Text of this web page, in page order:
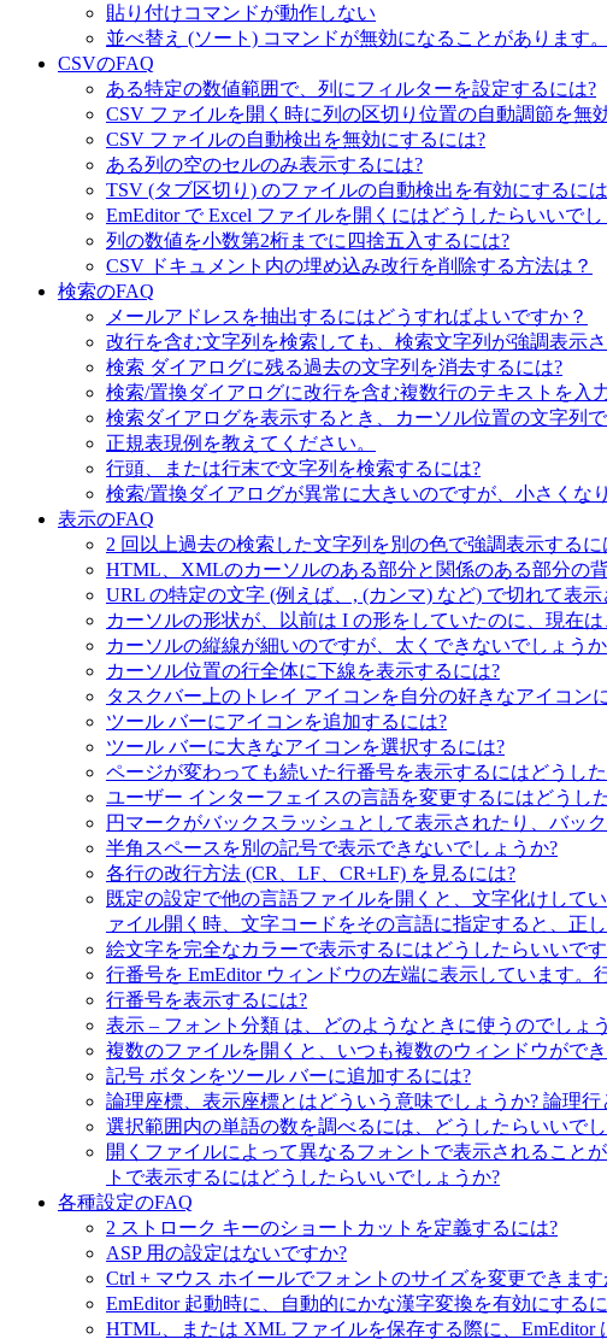
貼り付けコマンドが動作しない
並べ替え (ソート) コマンドが無効になることがあります
CSVのFAQ
ある特定の数値範囲で、列にフィルターを設定するには?
CSV ファイルを開く時に列の区切り位置の自動調節を無
CSV ファイルの自動検出を無効にするには?
ある列の空のセルのみ表示するには?
TSV (タブ区切り) のファイルの自動検出を有効にするに
EmEditor で Excel ファイルを開くにはどうしたらいいで
列の数値を小数第2桁までに四捨五入するには?
CSV ドキュメント内の埋め込み改行を削除する方法は？
検索のFAQ
メールアドレスを抽出するにはどうすればよいですか？
改行を含む文字列を検索しても、検索文字列が強調表示さ
検索 ダイアログに残る過去の文字列を消去するには?
検索/置換ダイアログに改行を含む複数行のテキストを入
検索ダイアログを表示するとき、カーソル位置の文字列
正規表現例を教えてください。
行頭、または行末で文字列を検索するには?
検索/置換ダイアログが異常に大きいのですが、小さくな
表示のFAQ
2 回以上過去の検索した文字列を別の色で強調表示するに
HTML、XMLのカーソルのある部分と関係のある部分の
URL の特定の文字 (例えば、, (カンマ) など) で切れて表
カーソルの形状が、以前は I の形をしていたのに、現在
カーソルの縦線が細いのですが、太くできないでしょう
カーソル位置の行全体に下線を表示するには?
タスクバー上のトレイ アイコンを自分の好きなアイコン
ツール バーにアイコンを追加するには?
ツール バーに大きなアイコンを選択するには?
ページが変わっても続いた行番号を表示するにはどうし
ユーザー インターフェイスの言語を変更するにはどうし
円マークがバックスラッシュとして表示されたり、バッ
半角スペースを別の記号で表示できないでしょうか?
各行の改行方法 (CR、LF、CR+LF) を見るには?
既定の設定で他の言語ファイルを開くと、文字化けして
ァイル開く時、文字コードをその言語に指定すると、正
絵文字を完全なカラーで表示するにはどうしたらいいで
行番号を EmEditor ウィンドウの左端に表示しています
行番号を表示するには?
表示 – フォント分類 は、どのようなときに使うのでしょ
複数のファイルを開くと、いつも複数のウィンドウがで
記号 ボタンをツール バーに追加するには?
論理座標、表示座標とはどういう意味でしょうか? 論理行
選択範囲内の単語の数を調べるには、どうしたらいいで
開くファイルによって異なるフォントで表示されること
トで表示するにはどうしたらいいでしょうか?
各種設定のFAQ
2 ストローク キーのショートカットを定義するには?
ASP 用の設定はないですか?
Ctrl + マウス ホイールでフォントのサイズを変更できま
EmEditor 起動時に、自動的にかな漢字変換を有効にする
HTML、または XML ファイルを保存する際に、EmEditor